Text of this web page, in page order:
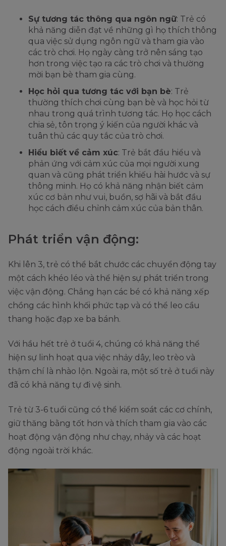
Sự tương tác thông qua ngôn ngữ: Trẻ có
khả năng diễn đạt về những gì họ thích thông
qua việc sử dụng ngôn ngữ và tham gia vào
các trò chơi. Họ ngày càng trở nên sáng tạo
hơn trong việc tạo ra các trò chơi và thường
mời bạn bè tham gia cùng.
Học hỏi qua tương tác với bạn bè: Trẻ
thường thích chơi cùng bạn bè và học hỏi từ
nhau trong quá trình tương tác. Họ học cách
chia sẻ, tôn trọng ý kiến của người khác và
tuân thủ các quy tắc của trò chơi.
Hiểu biết về cảm xúc: Trẻ bắt đầu hiểu và
phản ứng với cảm xúc của mọi người xung
quan và cũng phát triển khiếu hài hước và sự
thông minh. Họ có khả năng nhận biết cảm
xúc cơ bản như vui, buồn, sợ hãi và bắt đầu
học cách điều chỉnh cảm xúc của bản thân.
Phát triển vận động:
Khi lên 3, trẻ có thể bắt chước các chuyển động tay
một cách khéo léo và thể hiện sự phát triển trong
việc vận động. Chẳng hạn các bé có khả năng xếp
chồng các hình khối phức tạp và có thể leo cầu
thang hoặc đạp xe ba bánh.
Với hầu hết trẻ ở tuổi 4, chúng có khả năng thể
hiện sự linh hoạt qua việc nhảy dây, leo trèo và
thậm chí là nhào lộn. Ngoài ra, một số trẻ ở tuổi này
đã có khả năng tự đi vệ sinh.
Trẻ từ 3-6 tuổi cũng có thể kiểm soát các cơ chính,
giữ thăng bằng tốt hơn và thích tham gia vào các
hoạt động vận động như chạy, nhảy và các hoạt
động ngoài trời khác.